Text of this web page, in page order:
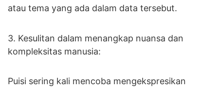
atau tema yang ada dalam data tersebut.
3. Kesulitan dalam menangkap nuansa dan
kompleksitas manusia:
Puisi sering kali mencoba mengekspresikan